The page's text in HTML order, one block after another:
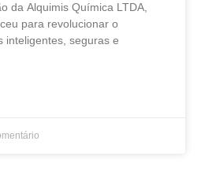
da Alquimis Química LTDA,
para revolucionar o
inteligentes, seguras e